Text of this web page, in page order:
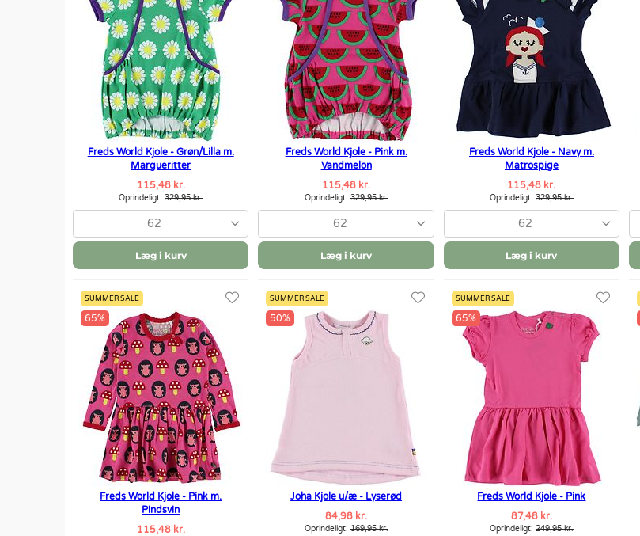
Freds World Kjole - Grøn/Lilla m.
Margueritter
115,48 kr.
Oprindeligt:329,95 kr.
62
Læg i kurv
Freds World Kjole - Pink m.
Vandmelon
115,48 kr.
Oprindeligt:329,95 kr.
62
Læg i kurv
Freds World Kjole - Navy m.
Matrospige
115,48 kr.
Oprindeligt: 329,95 kr.
62
Læg i kurv
SUMMER SALE
65%
Freds World Kjole - Pink m.
Pindsvin
115,48 kr.
SUMMER SALE
50%
Joha Kjole u/æ - Lyserød
84,98 kr.
Oprindeligt:169,95 kr.
SUMMER SALE
65%
Freds World Kjole - Pink
87,48 kr.
Oprindeligt: 249,95 kr.